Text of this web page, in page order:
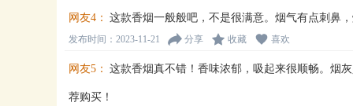
网友4： 这款香烟一般般吧，不是很满意。烟气有点刺鼻
发布时间：2023-11-21 分享 收藏 喜欢
网友5： 这款香烟真不错！香味浓郁，吸起来很顺畅。烟
荐购买！